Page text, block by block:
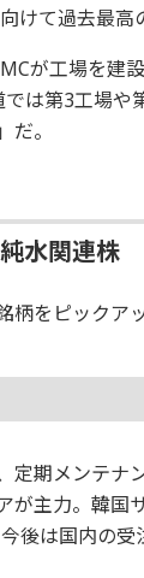
て過去最高
が工場を建
は第3工場や
。
水関連株
をピックア
期メンテナ
主力。韓国
後は国内の受